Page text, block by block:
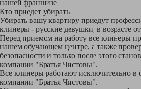
нашей франшизе
Кто приедет убирать
Убирать вашу квартиру приедут
клинеры - русские девушки, в возрасте
Перед приемом на работу все клинеры
нашем обучающем центре, а также
безопасности и только после этого
компании "Братья Чистовы".
Все клинеры работают исключительно в
компании "Братья Чистовы".